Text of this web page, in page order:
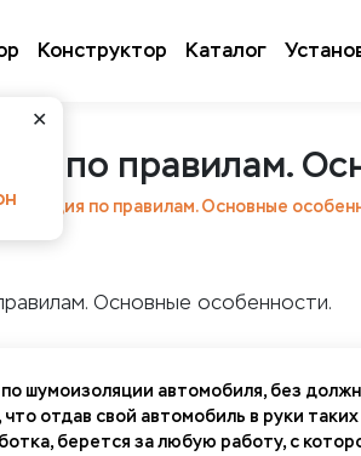
Конструктор Каталог
✕
по правилам.
по правилам. Основные
шумоизоляции автомобиля, без
что отдав свой автомобиль в руки
берется за любую работу, с